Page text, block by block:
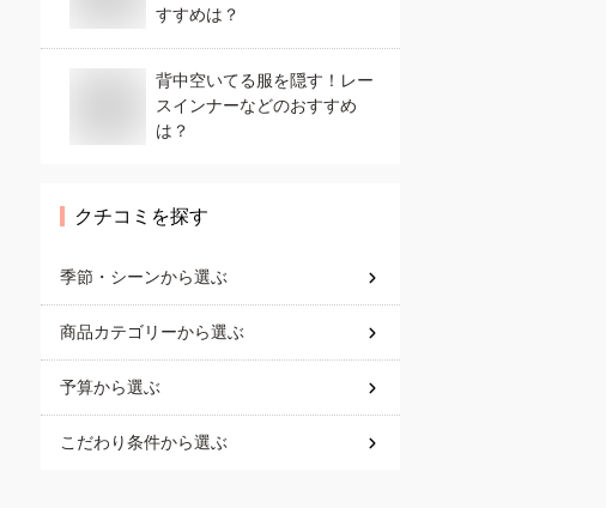
すすめは？
背中空いてる服を隠す！レー
スインナーなどのおすすめ
は？
クチコミを探す
季節・シーンから選ぶ
商品カテゴリーから選ぶ
予算から選ぶ
こだわり条件から選ぶ